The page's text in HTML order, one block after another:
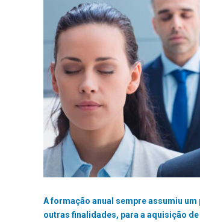
A formação anual sempre assumiu
outras finalidades, para a aquisição